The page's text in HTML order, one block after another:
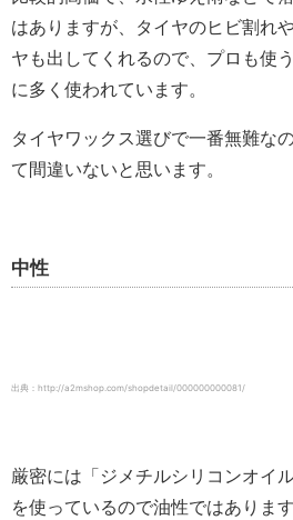
はありますが、タイヤのヒビ割れ
ヤも出してくれるので、プロも使
に多く使われています。
タイヤワックス選びで一番無難な
て間違いないと思います。
中性
出典：http://a2mshop.com/shopdetail/000000000081/
厳密には「ジメチルシリコンオイ
を使っているので油性ではありま